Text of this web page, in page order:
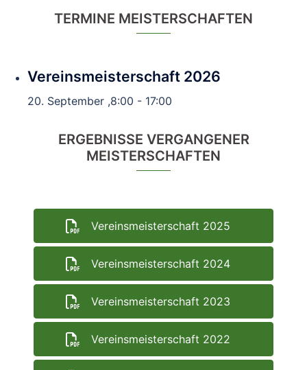
TERMINE MEISTERSCHAFTEN
ERGEBNISSE VERGANGENER
MEISTERSCHAFTEN
Vereinsmeisterschaft 2025
Vereinsmeisterschaft 2024
Vereinsmeisterschaft 2023
Vereinsmeisterschaft 2022